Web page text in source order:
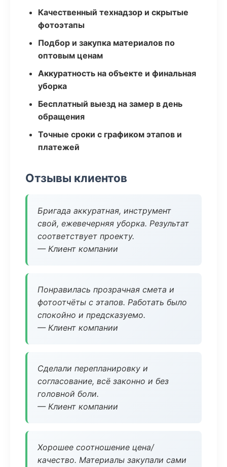
Качественный технадзор и скрытые
фотоэтапы
Подбор и закупка материалов по
оптовым ценам
Аккуратность на объекте и финальная
уборка
Бесплатный выезд на замер в день
обращения
Точные сроки с графиком этапов и
платежей
Отзывы клиентов
Бригада аккуратная, инструмент
свой, ежевечерняя уборка. Результат
соответствует проекту.
— Клиент компании
Понравилась прозрачная смета и
фотоотчёты с этапов. Работать было
спокойно и предсказуемо.
— Клиент компании
Сделали перепланировку и
согласование, всё законно и без
головной боли.
— Клиент компании
Хорошее соотношение цена/
качество. Материалы закупали сами